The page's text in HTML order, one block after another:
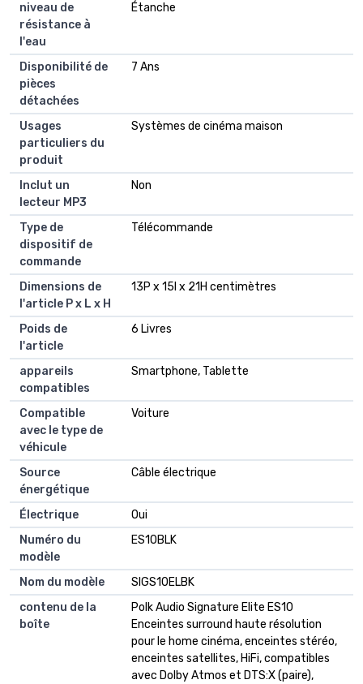
niveau de
résistance à
l'eau
Étanche
Disponibilité de
pièces
détachées
7 Ans
Usages
particuliers du
produit
Systèmes de cinéma maison
Inclut un
lecteur MP3
Non
Type de
dispositif de
commande
Télécommande
Dimensions de
l'article P x L x H
13P x 15l x 21H centimètres
Poids de
l'article
6 Livres
appareils
compatibles
Smartphone, Tablette
Compatible
avec le type de
véhicule
Voiture
Source
énergétique
Câble électrique
Électrique
Oui
Numéro du
modèle
ES10BLK
Nom du modèle
SIGS10ELBK
contenu de la
boîte
Polk Audio Signature Elite ES10
Enceintes surround haute résolution
pour le home cinéma, enceintes stéréo,
enceintes satellites, HiFi, compatibles
avec Dolby Atmos et DTS:X (paire),